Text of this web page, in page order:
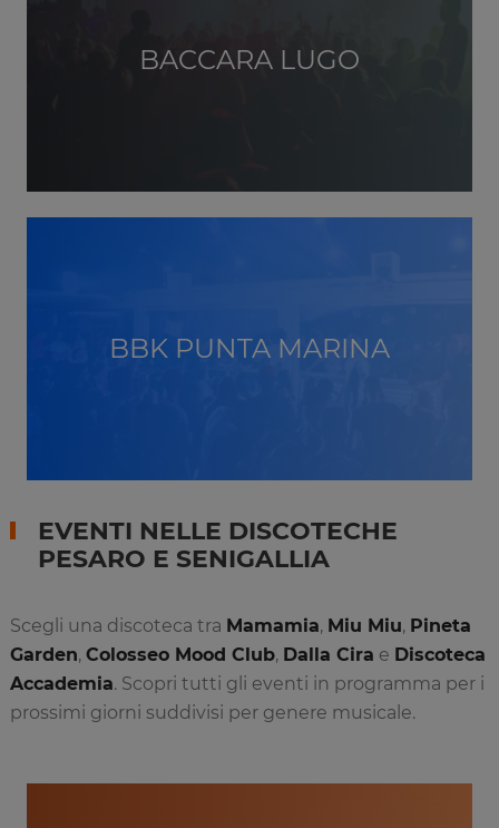
BACCARA LUGO
BBK PUNTA MARINA
EVENTI NELLE DISCOTECHE
PESARO E SENIGALLIA
Scegli una discoteca tra Mamamia, Miu Miu, Pineta
Garden, Colosseo Mood Club, Dalla Cira e Discoteca
Accademia. Scopri tutti gli eventi in programma per i
prossimi giorni suddivisi per genere musicale.